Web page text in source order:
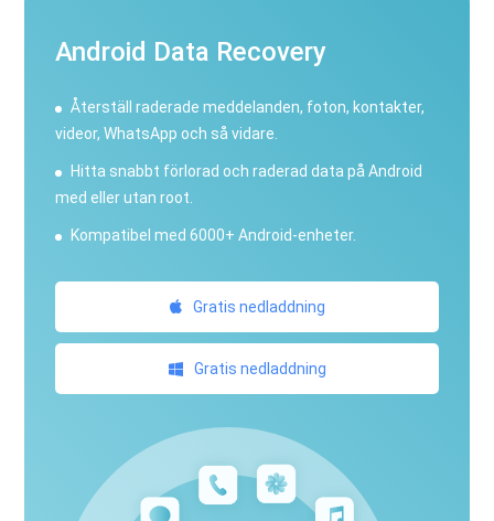
Android Data Recovery
Återställ raderade meddelanden, foton, kontakter,
videor, WhatsApp och så vidare.
Hitta snabbt förlorad och raderad data på Android
med eller utan root.
Kompatibel med 6000+ Android-enheter.
Gratis nedladdning
Gratis nedladdning